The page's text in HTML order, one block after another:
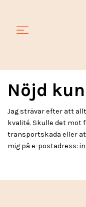
Nöjd
Jag strävar efter att
kvalité. Skulle det mot
transportskada eller
mig på e-postadress: